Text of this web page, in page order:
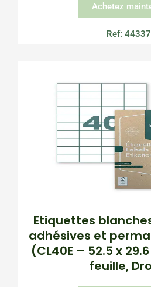
Achetez
Ref:
Etiquettes
adhésives et
(CL40E – 52.5 x
feuille,